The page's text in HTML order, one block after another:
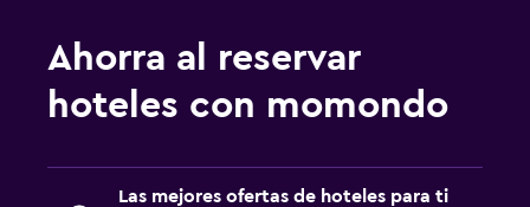
Ahorra al reservar
hoteles con momondo
Las mejores ofertas de hoteles para ti